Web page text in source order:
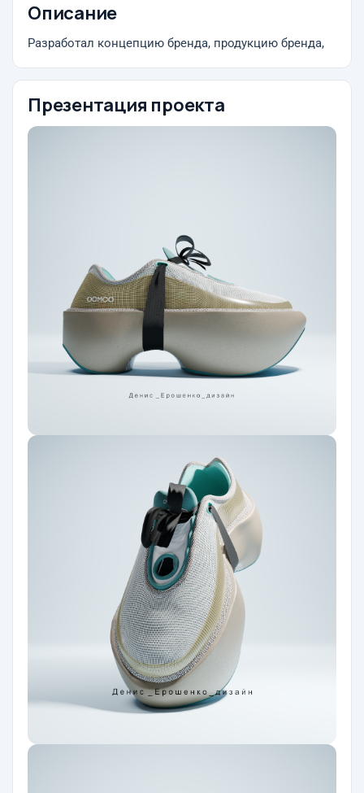
Описание
Разработал концепцию бренда, продукцию бренда,
Презентация проекта